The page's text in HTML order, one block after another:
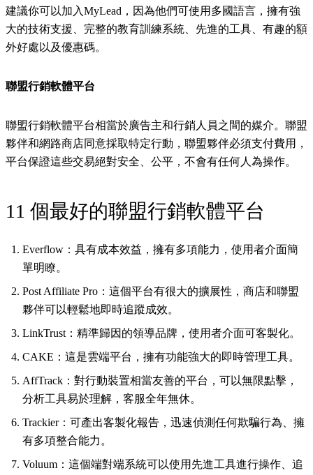
建議你可以加入MyLead，因為他們可使用多國語言，擁有強
大的技術支援、完整的教育訓練系統、先進的工具、有趣的額
外好處以及優惠碼。
聯盟行銷軟體平台
聯盟行銷軟體平台相當於廣告主和行銷人員之間的媒介。聯盟
夥伴和網路商店同意採取特定行動，聯盟夥伴必須支付費用，
平台保證這些交易絕對安全、公平，不會有任何人為操作。
11 個最好的聯盟行銷軟體平台
Everflow：具有成本效益，擁有多項能力，使用者介面簡
單明瞭。
Post Affiliate Pro：這個平台有很大的擴展性，商店和聯盟
夥伴可以輕鬆地即時追蹤成效。
LinkTrust：精準歸因的領導品牌，使用者介面可客製化。
CAKE：這是雲端平台，擁有功能強大的即時管理工具。
AffTrack：對行動裝置相當友善的平台，可以無限點擊，
分析工具易於理解，客服全年無休。
Trackier：可產出客製化報告，迅速偵測任何欺騙行為、擁
有多項整合能力。
Voluum：這個端對端系統可以使用先進工具進行操作、追